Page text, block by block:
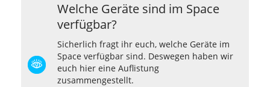
Welche Geräte sind im Space
verfügbar?
Sicherlich fragt ihr euch, welche Geräte im
Space verfügbar sind. Deswegen haben wir
euch hier eine Auflistung
zusammengestellt.